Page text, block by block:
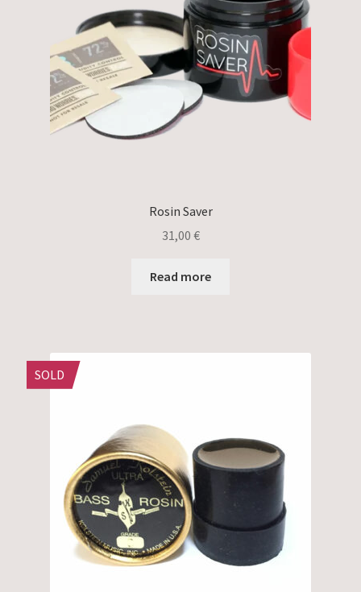
Rosin Saver
31,00 €
Read more
SOLD